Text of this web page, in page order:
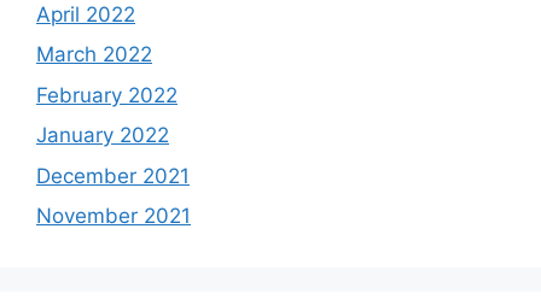
April 2022
March 2022
February 2022
January 2022
December 2021
November 2021